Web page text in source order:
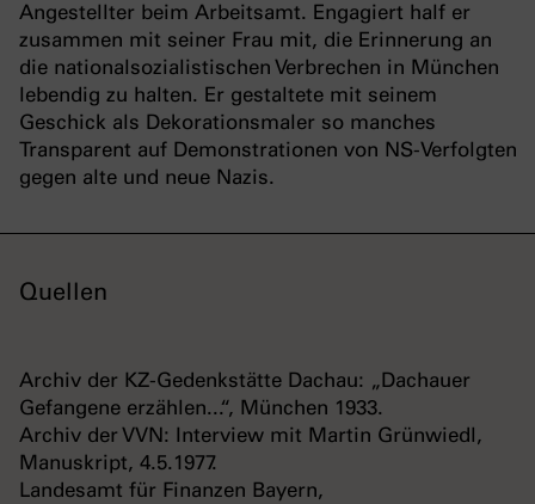
Angestellter beim Arbeitsamt. Engagiert half er
zusammen mit seiner Frau mit, die Erinnerung an
die nationalsozialistischen Verbrechen in München
lebendig zu halten. Er gestaltete mit seinem
Geschick als Dekorationsmaler so manches
Transparent auf Demonstrationen von NS-Verfolgten
gegen alte und neue Nazis.
Quellen
Archiv der KZ-Gedenkstätte Dachau: „Dachauer
Gefangene erzählen...“, München 1933.
Archiv der VVN: Interview mit Martin Grünwiedl,
Manuskript, 4.5.1977.
Landesamt für Finanzen Bayern,